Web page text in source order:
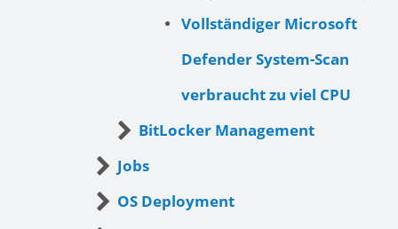
Vollständiger Microsoft
Defender System-Scan
verbraucht zu viel CPU
BitLocker Management
Jobs
OS Deployment